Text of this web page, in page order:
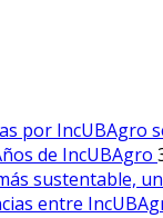
por IncUBAgro
de IncUBAgro
sustentable,
entre